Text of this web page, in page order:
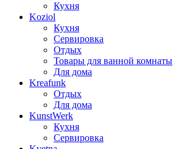
Кухня
Koziol
Кухня
Сервировка
Отдых
Товары для ванной комнаты
Для дома
Kreafunk
Отдых
Для дома
KunstWerk
Кухня
Сервировка